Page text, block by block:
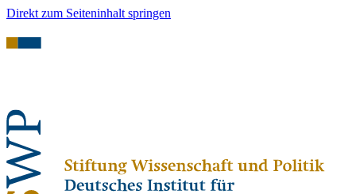
Direkt zum Seiteninhalt springen